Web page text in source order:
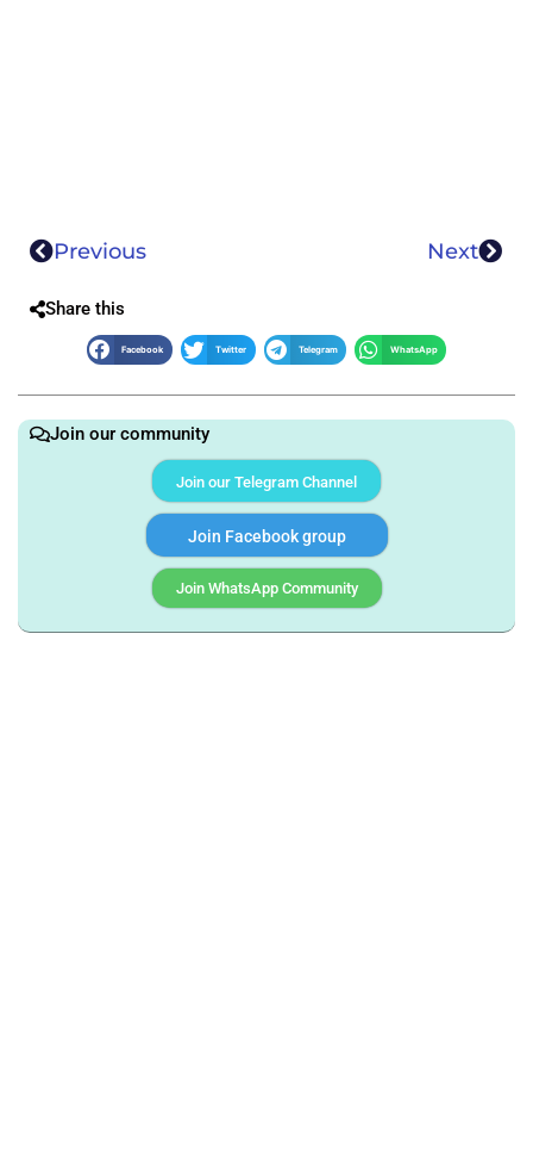
Previous Next
Share this
Facebook Twitter Telegram WhatsApp
Join our community
Join our Telegram Channel
Join Facebook group
Join WhatsApp Community